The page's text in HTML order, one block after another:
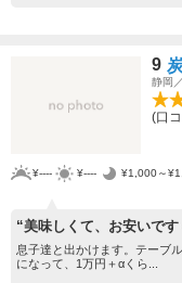
9
静岡
(口
¥---- ¥---- ¥1,000～
“美味しくて、お安いで
息子達と出かけます。テーブ
になって、1万円＋αくら...